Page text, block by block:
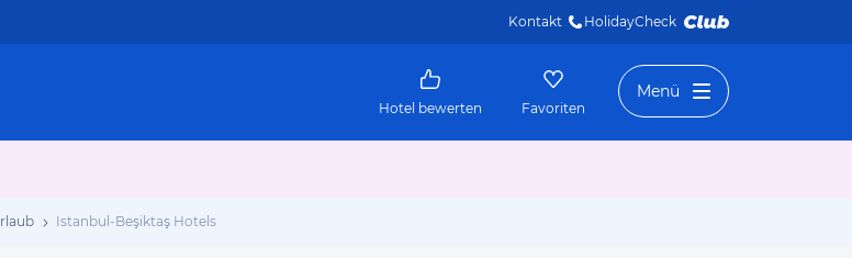
Kontakt HolidayCheck
Hotel bewerten Favoriten
Menü
Istanbul-Beşiktaş Hotels